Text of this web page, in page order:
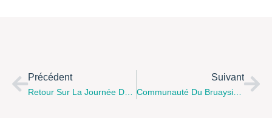
Précédent Suivant
Communauté Du Bruaysis : "Défi 10 Jours Sans Écrans" Du 25 Avril Au 4 Mai 2015 Autour D’activités Gratuites !!